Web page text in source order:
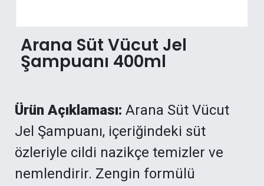
Arana Süt Vücut Jel
Şampuanı 400ml
Ürün Açıklaması: Arana Süt Vücut
Jel Şampuanı, içeriğindeki süt
özleriyle cildi nazikçe temizler ve
nemlendirir. Zengin formülü